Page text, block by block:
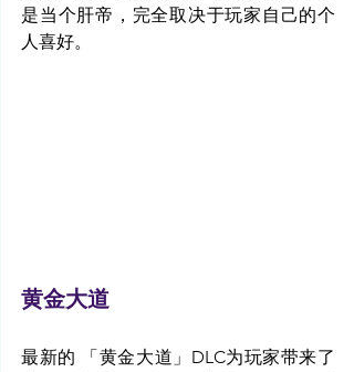
是当个肝帝，完全取决于玩家自己的个
人喜好。
黄金大道
最新的 「黄金大道」DLC为玩家带来了